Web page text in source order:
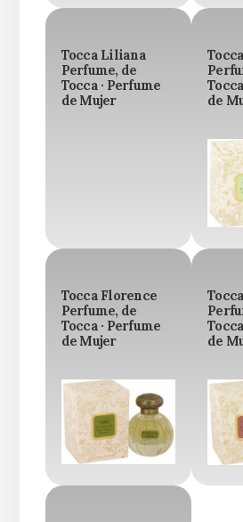
Tocca Liliana
Perfume, de
Tocca · Perfume
de Mujer
de
Tocca Florence
Perfume, de
Tocca · Perfume
de Mujer
de